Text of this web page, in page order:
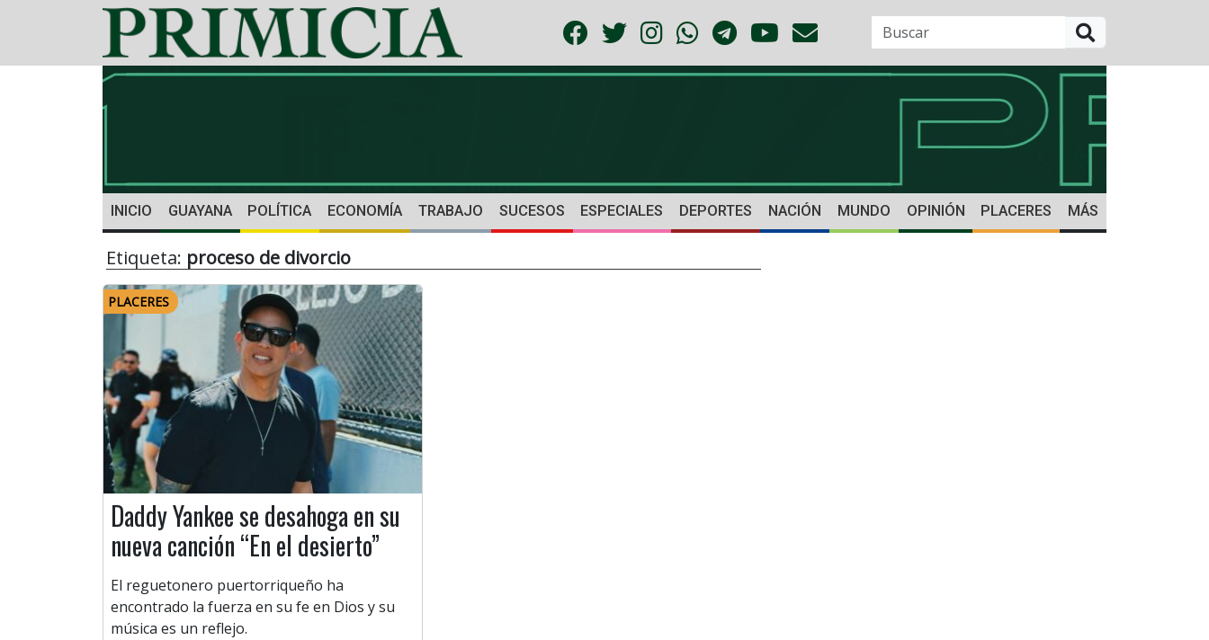
INICIO GUAYANA POLÍTICA ECONOMÍA TRABAJO SUCESOS ESPECIALES DEPORTES NACIÓN MUNDO OPINIÓN PLACERES MÁS
Etiqueta: proceso de divorcio
PLACERES
Daddy Yankee se desahoga en su
nueva canción “En el desierto”
El reguetonero puertorriqueño ha
encontrado la fuerza en su fe en Dios y su
música es un reflejo.